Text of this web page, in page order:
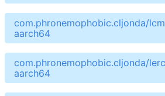
com.phronemophobic.cljonda/
aarch64
com.phronemophobic.cljonda/
aarch64